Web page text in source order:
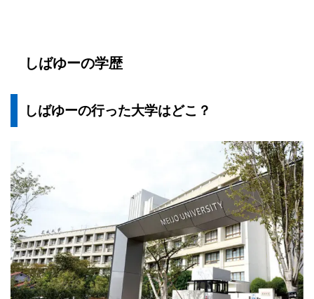
しばゆーの学歴
しばゆーの行った大学はどこ？